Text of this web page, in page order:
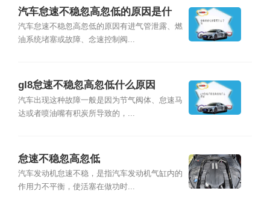
汽车怠速不稳忽高忽低的原因是什
么？
汽车怠速不稳忽高忽低的原因有进气管泄露、燃
油系统堵塞或故障、念速控制阀...
gl8怠速不稳忽高忽低什么原因
汽车出现这种故障一般是因为节气阀体、怠速马
达或者喷油嘴有积炭所导致的，...
怠速不稳忽高忽低
汽车发动机怠速不稳，是指汽车发动机气缸内的
作用力不平衡，使活塞在做功时...